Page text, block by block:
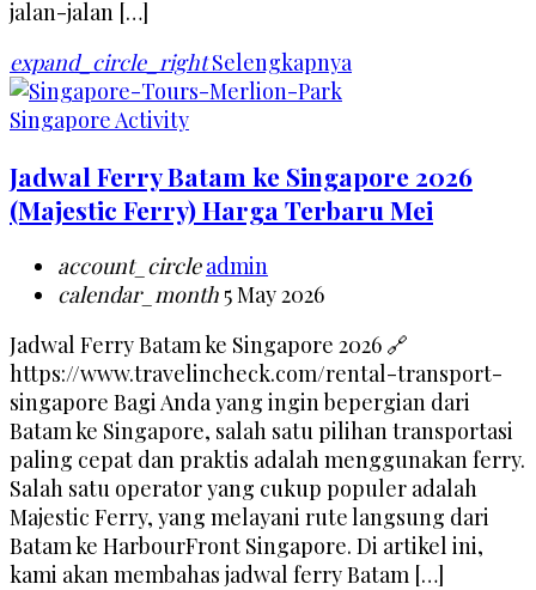
jalan-jalan […]
expand_circle_rightSelengkapnya
Singapore Activity
Jadwal Ferry Batam ke Singapore 2026
(Majestic Ferry) Harga Terbaru Mei
account_circle admin
calendar_month 5 May 2026
Jadwal Ferry Batam ke Singapore 2026 🔗
https://www.travelincheck.com/rental-transport-
singapore Bagi Anda yang ingin bepergian dari
Batam ke Singapore, salah satu pilihan transportasi
paling cepat dan praktis adalah menggunakan ferry.
Salah satu operator yang cukup populer adalah
Majestic Ferry, yang melayani rute langsung dari
Batam ke HarbourFront Singapore. Di artikel ini,
kami akan membahas jadwal ferry Batam […]